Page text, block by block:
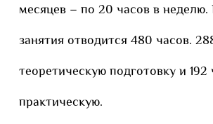
месяцев – по 20 часов в неделю.
занятия отводится 480 часов.
теоретическую подготовку и 192
практическую.